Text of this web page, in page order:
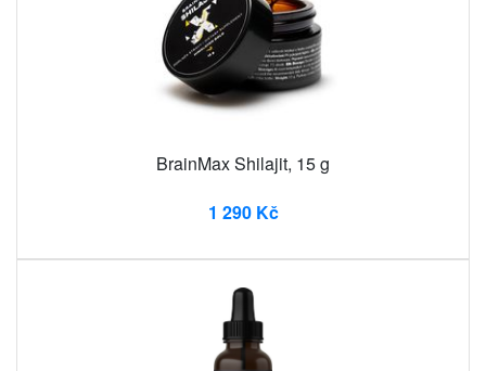
BrainMax Shilajit, 15 g
1 290 Kč